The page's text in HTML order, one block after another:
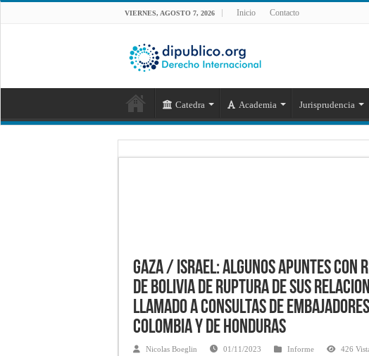
VIERNES, AGOSTO 7, 2026 Inicio Contacto
Catedra Academia Jurisprudencia
Gaza / Israel: algunos apuntes
de Bolivia de ruptura de sus
llamado a consultas de
Colombia y de Honduras
Nicolas Boeglin 01/11/2023 Informe 426